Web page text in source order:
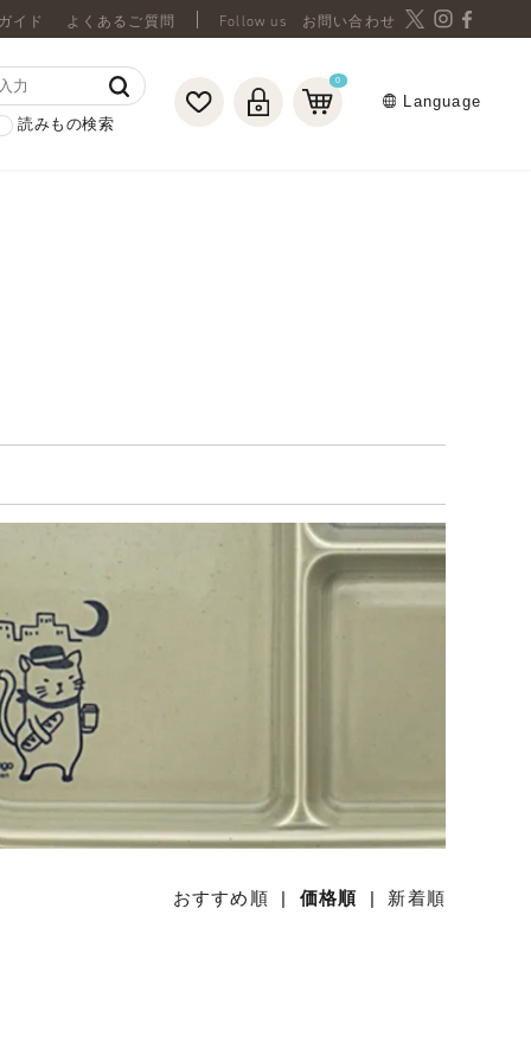
イド よくあるご質問 お問い合わせ
読みもの検索
0
Language
おすすめ順 | 価格順 | 新着順